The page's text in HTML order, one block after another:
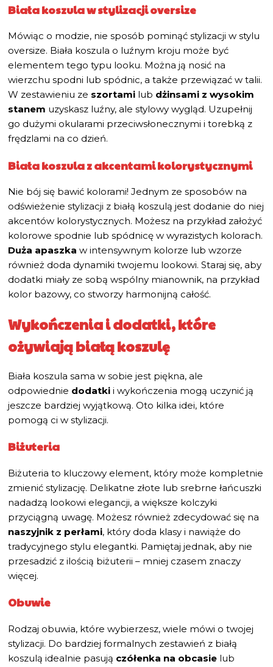
Biała koszula w stylizacji oversize
Mówiąc o modzie, nie sposób pominąć stylizacji w stylu
oversize. Biała koszula o luźnym kroju może być
elementem tego typu looku. Można ją nosić na
wierzchu spodni lub spódnic, a także przewiązać w talii.
W zestawieniu ze szortami lub dżinsami z wysokim
stanem uzyskasz luźny, ale stylowy wygląd. Uzupełnij
go dużymi okularami przeciwsłonecznymi i torebką z
frędzlami na co dzień.
Biała koszula z akcentami kolorystycznymi
Nie bój się bawić kolorami! Jednym ze sposobów na
odświeżenie stylizacji z białą koszulą jest dodanie do niej
akcentów kolorystycznych. Możesz na przykład założyć
kolorowe spodnie lub spódnicę w wyrazistych kolorach.
Duża apaszka w intensywnym kolorze lub wzorze
również doda dynamiki twojemu lookowi. Staraj się, aby
dodatki miały ze sobą wspólny mianownik, na przykład
kolor bazowy, co stworzy harmonijną całość.
Wykończenia i dodatki, które
ożywiają białą koszulę
Biała koszula sama w sobie jest piękna, ale
odpowiednie dodatki i wykończenia mogą uczynić ją
jeszcze bardziej wyjątkową. Oto kilka idei, które
pomogą ci w stylizacji.
Biżuteria
Biżuteria to kluczowy element, który może kompletnie
zmienić stylizację. Delikatne złote lub srebrne łańcuszki
nadadzą lookowi elegancji, a większe kolczyki
przyciągną uwagę. Możesz również zdecydować się na
naszyjnik z perłami, który doda klasy i nawiąże do
tradycyjnego stylu elegantki. Pamiętaj jednak, aby nie
przesadzić z ilością biżuterii – mniej czasem znaczy
więcej.
Obuwie
Rodzaj obuwia, które wybierzesz, wiele mówi o twojej
stylizacji. Do bardziej formalnych zestawień z białą
koszulą idealnie pasują czółenka na obcasie lub